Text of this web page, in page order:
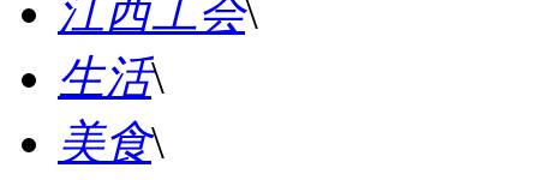
江西工会\
生活\
美食\